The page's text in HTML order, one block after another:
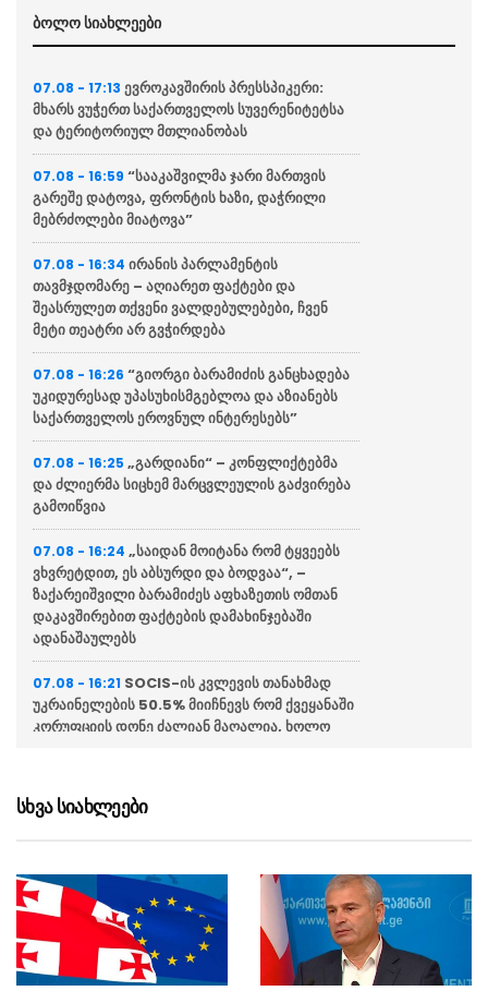
ბოლო სიახლეები
07.08 - 17:13 ევროკავშირის პრესსპიკერი:
მხარს ვუჭერთ საქართველოს სუვერენიტეტსა
და ტერიტორიულ მთლიანობას
07.08 - 16:59 “სააკაშვილმა ჯარი მართვის
გარეშე დატოვა, ფრონტის ხაზი, დაჭრილი
მებრძოლები მიატოვა”
07.08 - 16:34 ირანის პარლამენტის
თავმჯდომარე – აღიარეთ ფაქტები და
შეასრულეთ თქვენი ვალდებულებები, ჩვენ
მეტი თეატრი არ გვჭირდება
07.08 - 16:26 “გიორგი ბარამიძის განცხადება
უკიდურესად უპასუხისმგებლოა და აზიანებს
საქართველოს ეროვნულ ინტერესებს”
07.08 - 16:25 „გარდიანი“ – კონფლიქტებმა
და ძლიერმა სიცხემ მარცვლეულის გაძვირება
გამოიწვია
07.08 - 16:24 „საიდან მოიტანა რომ ტყვეებს
ვხვრეტდით, ეს აბსურდი და ბოდვაა“, –
ზაქარეიშვილი ბარამიძეს აფხაზეთის ომთან
დაკავშირებით ფაქტების დამახინჯებაში
ადანაშაულებს
07.08 - 16:21 SOCIS-ის კვლევის თანახმად
უკრაინელების 50.5% მიიჩნევს რომ ქვეყანაში
კორუფციის დონე ძალიან მაღალია, ხოლო
07.08 - 16:15თურქეთმა საუდის არაბეთმა და
07.08 - 16:08
ისლანდიამ ბრიუსელს მოუწოდა,
არ ჩაერიოს ევროკავშირში გაწევრიანების
შესახებ დაგეგმილ რეფერენდუმში
სხვა სიახლეები